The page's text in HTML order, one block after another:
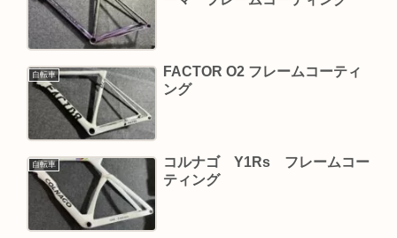
自転車
FACTOR O2 フレームコーティ
ング
自転車
コルナゴ Y1Rs フレームコー
ティング